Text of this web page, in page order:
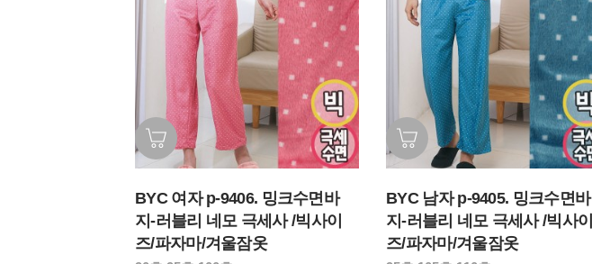
BYC 여자 p-9406. 밍크수면바
지-러블리 네모 극세사 /빅사이
즈/파자마/겨울잠옷
BYC 남자 p-9405. 밍크수면바
지-러블리 네모 극세사 /빅사이
즈/파자마/겨울잠옷